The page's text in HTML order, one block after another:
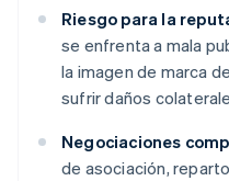
Riesgo para la
se enfrenta a mala
la imagen de marca
sufrir daños
Negociaciones
de asociación,